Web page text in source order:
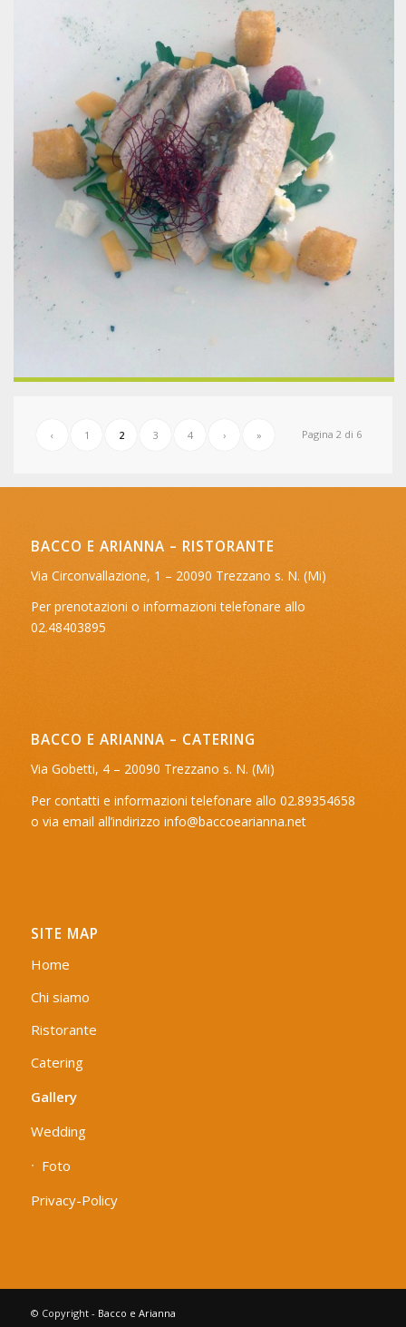
Pagina 2 di 6
‹ 1 2 3 4 › »
BACCO E ARIANNA – RISTORANTE
Via Circonvallazione, 1 – 20090 Trezzano s. N. (Mi)
Per prenotazioni o informazioni telefonare allo
02.48403895
BACCO E ARIANNA – CATERING
Via Gobetti, 4 – 20090 Trezzano s. N. (Mi)
Per contatti e informazioni telefonare allo 02.89354658
o via email all’indirizzo info@baccoearianna.net
SITE MAP
Home
Chi siamo
Ristorante
Catering
Gallery
Wedding
Foto
Privacy-Policy
© Copyright - Bacco e Arianna